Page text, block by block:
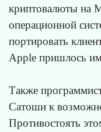
криптовалюты на
операционной
портировать
Apple пришлось
Также
Сатоши к
Противостоять